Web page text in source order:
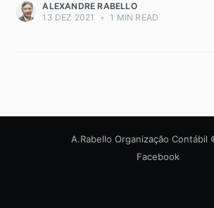
ALEXANDRE RABELLO
13 DEZ 2021
• 1 MIN READ
A.Rabello Organização Contábil
Facebook